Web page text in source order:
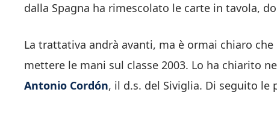
dalla Spagna ha rimescolato le carte in tavola,
La trattativa andrà avanti, ma è ormai chiaro
mettere le mani sul classe 2003. Lo ha chiarito
Antonio Cordón, il d.s. del Siviglia. Di seguito le